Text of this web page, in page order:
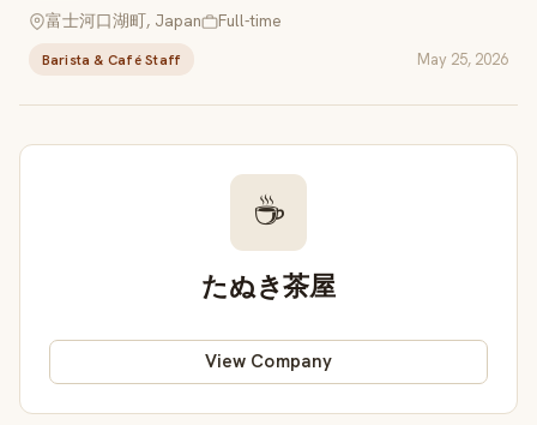
富士河口湖町, Japan
Full-time
Barista & Café Staff May 25, 2026
☕
たぬき茶屋
View Company